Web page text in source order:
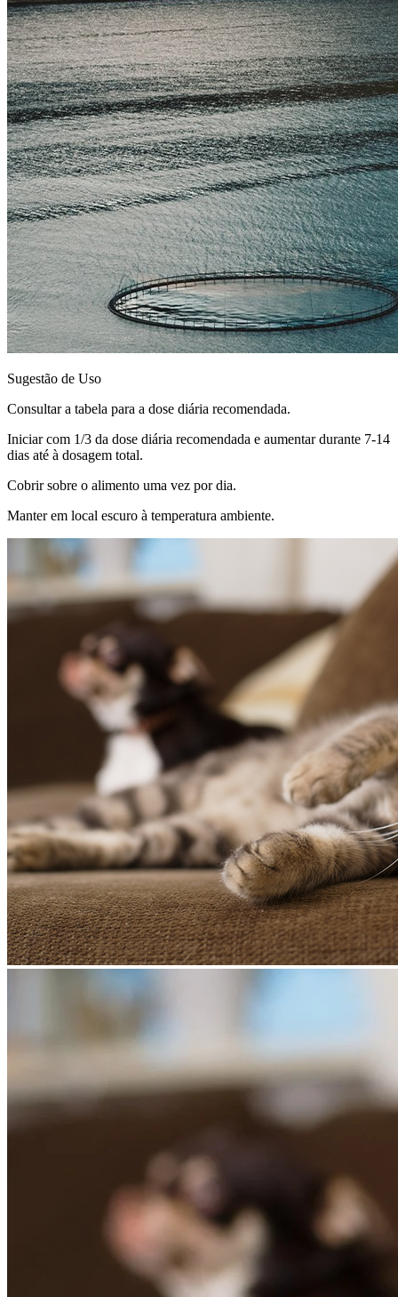
Sugestão de Uso
Consultar a tabela para a dose diária recomendada.
Iniciar com 1/3 da dose diária recomendada e aumentar durante 7-14
dias até à dosagem total.
Cobrir sobre o alimento uma vez por dia.
Manter em local escuro à temperatura ambiente.